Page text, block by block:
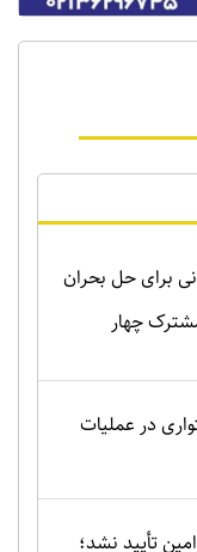
تومانی برای حل بحران
چهار
در عملیات
تأیید نشد؛